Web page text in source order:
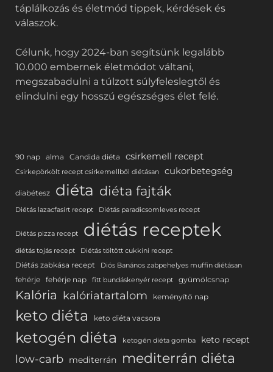
táplálkozás és életmód tippek, kérdések és
válaszok.
Célunk, hogy 2024-ban segítsünk legalább
10.000 embernek életmódot váltani,
megszabadulni a túlzott súlyfeleslegtől és
elindulni egy hosszú egészséges élet felé.
90 nap alma Candida diéta csirkemell recept
Csirkepörkölt recept csirkemellből diétásan cukorbetegség
diabétesz diéta diéta fajták
Diétás lazacfasírt recept Diétás paradicsomleves recept
Diétás pizza recept diétás receptek
diétás tojás recept Diétás töltött cukkini recept
Diétás zabkása recept Diós Banános zabpehelyes muffin diétásan
fehérje fehérje nap fitt bundáskenyér recept gyümölcsnap
Kalória kalóriatartalom keményítő nap
keto diéta keto diéta vacsora
ketogén diéta ketogén diéta gomba keto recept
low-carb mediterrán mediterrán diéta